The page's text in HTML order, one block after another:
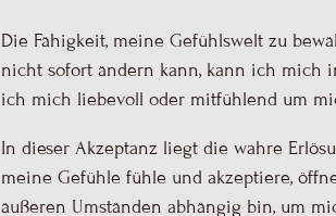
Die Fähigkeit, meine Gefühlswelt zu
nicht sofort ändern kann, kann ich mich
ich mich liebevoll oder mitfühlend um
In dieser Akzeptanz liegt die wahre
meine Gefühle fühle und akzeptiere,
äußeren Umständen abhängig bin, um